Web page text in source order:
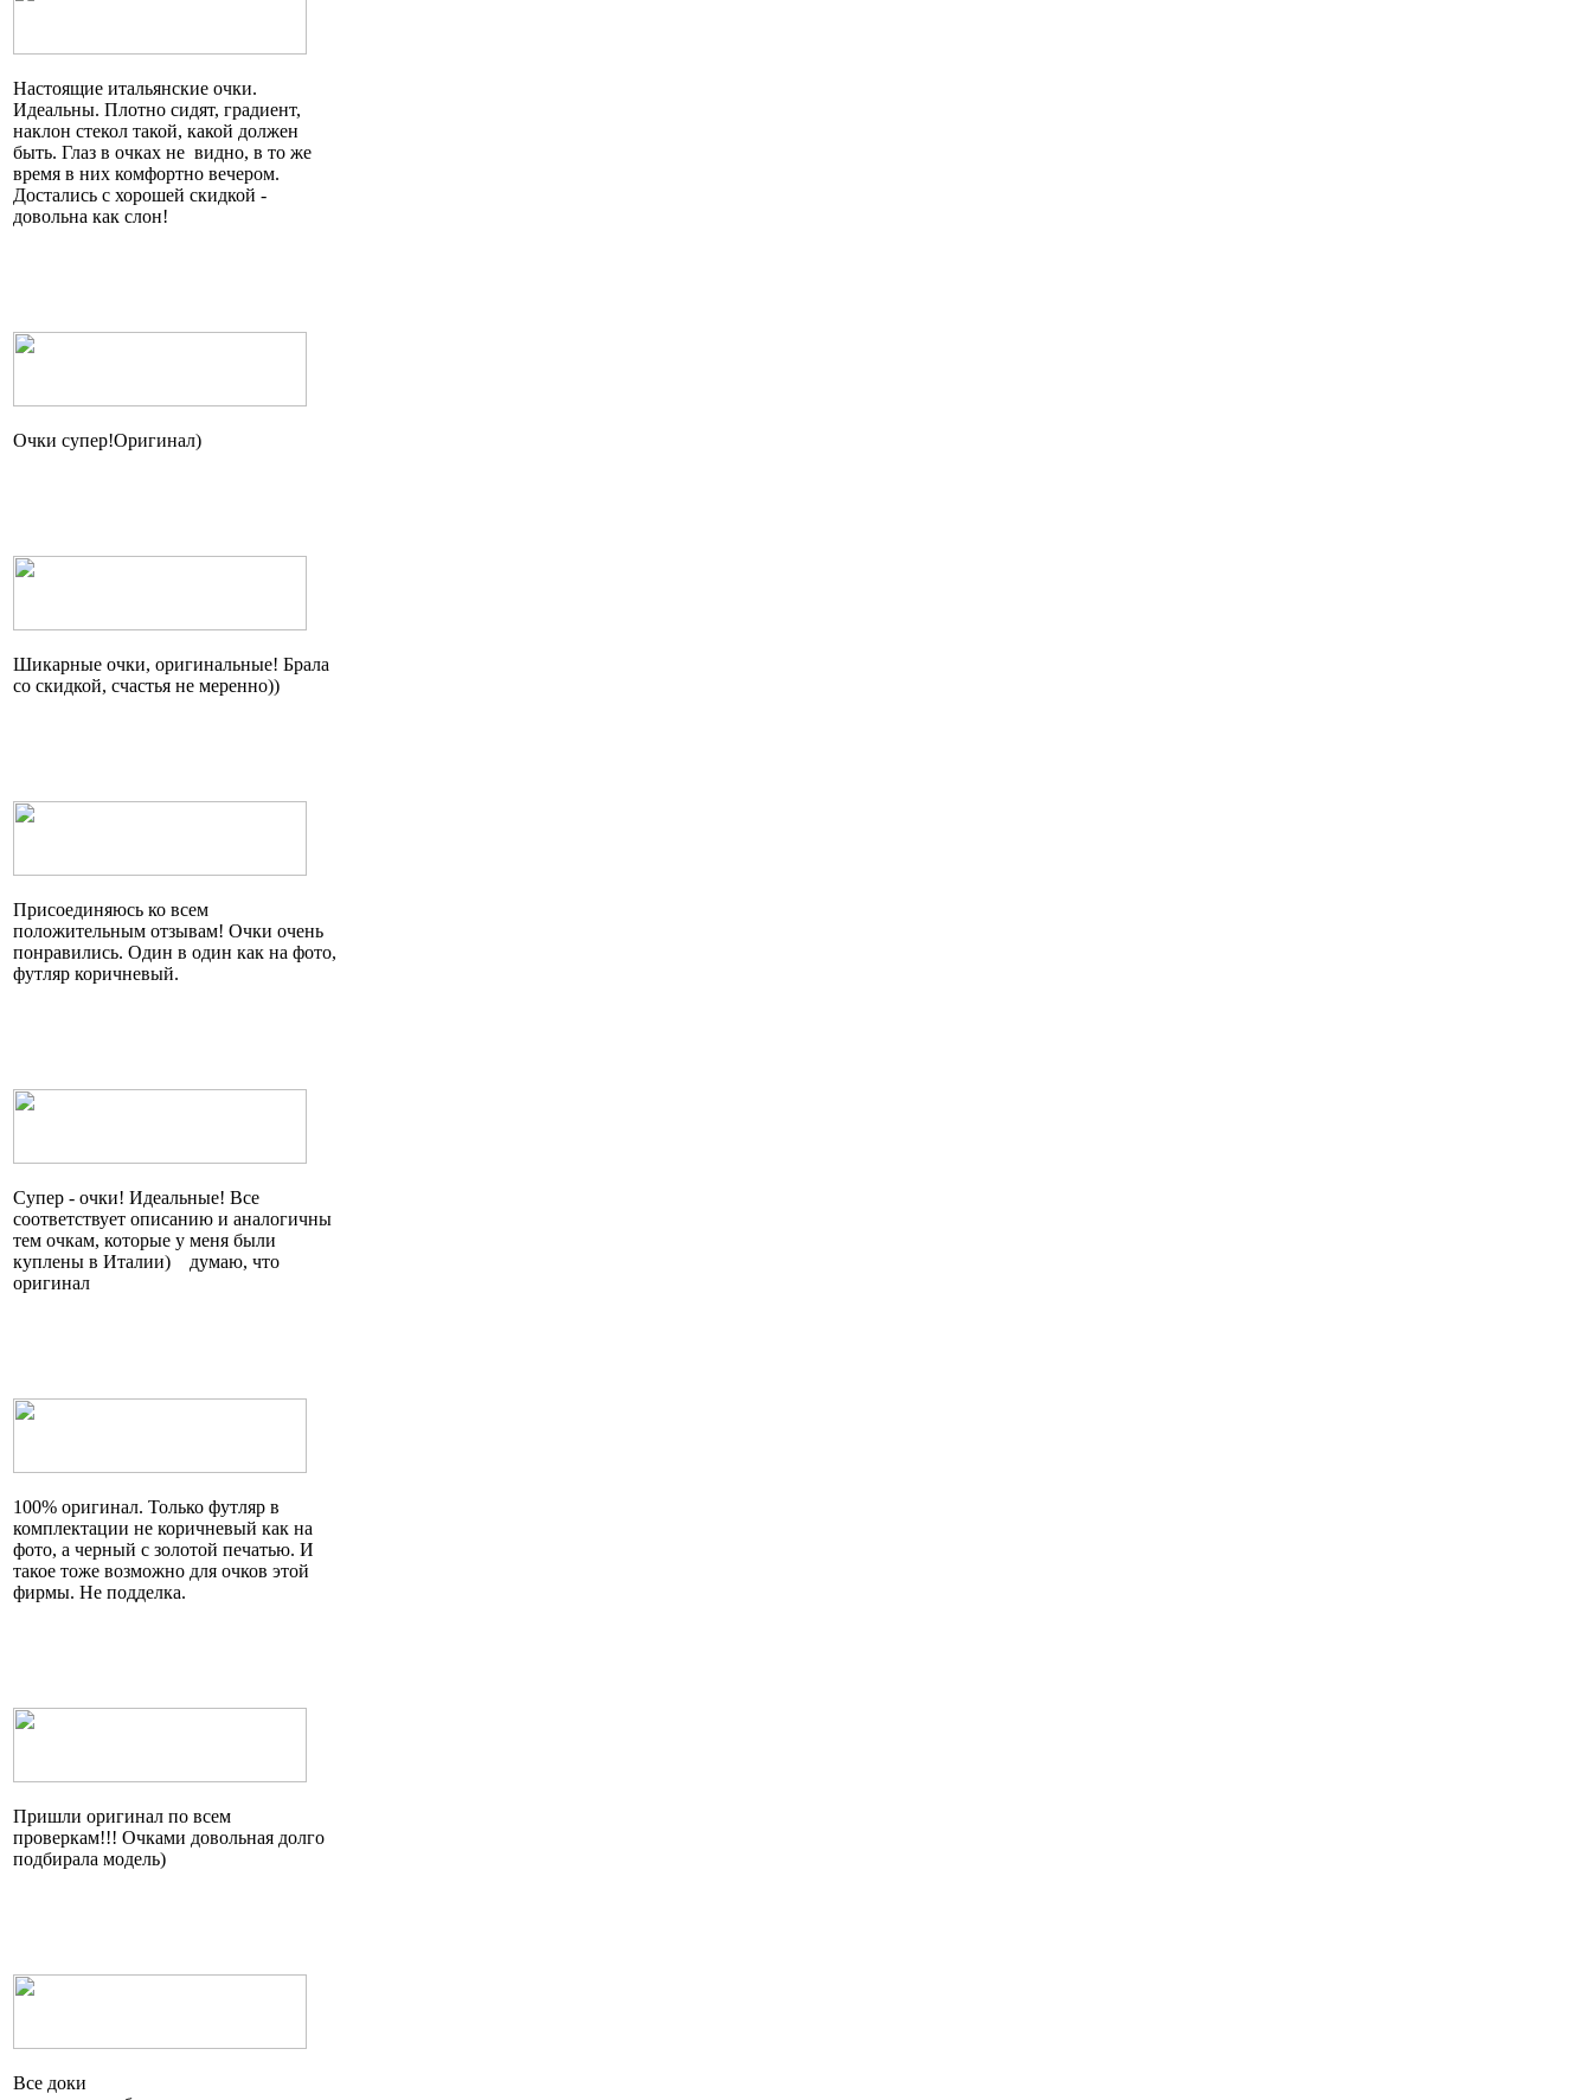
Настоящие итальянские очки.
Идеальны. Плотно сидят, градиент,
наклон стекол такой, какой должен
быть. Глаз в очках не видно, в то же
время в них комфортно вечером.
Достались с хорошей скидкой -
довольна как слон!
Очки супер!Оригинал)
Шикарные очки, оригинальные! Брала
со скидкой, счастья не меренно))
Присоединяюсь ко всем
положительным отзывам! Очки очень
понравились. Один в один как на фото,
футляр коричневый.
Супер - очки! Идеальные! Все
соответствует описанию и аналогичны
тем очкам, которые у меня были
куплены в Италии)
думаю, что
оригинал
100% оригинал. Только футляр в
комплектации не коричневый как на
фото, а черный с золотой печатью. И
такое тоже возможно для очков этой
фирмы. Не подделка.
Пришли оригинал по всем
проверкам!!! Очками довольная долго
подбирала модель)
Все доки